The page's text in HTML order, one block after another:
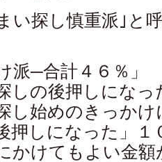
探し慎重派｣と
─合計４６％」
の後押しになっ
始めのきっかけ
しになった」１
けてもよい金額